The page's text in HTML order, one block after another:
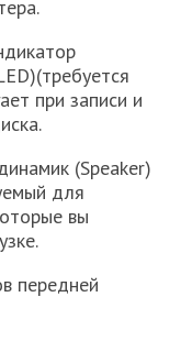
при записи и
(Speaker)
для
вы
передней